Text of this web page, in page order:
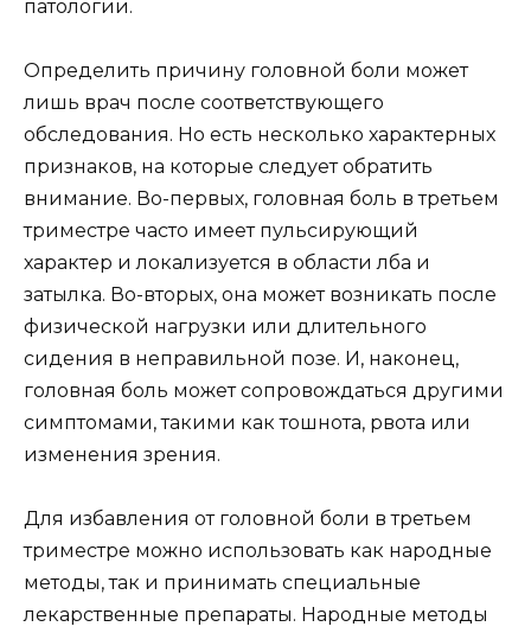
патологии.
Определить причину головной боли может
лишь врач после соответствующего
обследования. Но есть несколько характерных
признаков, на которые следует обратить
внимание. Во-первых, головная боль в третьем
триместре часто имеет пульсирующий
характер и локализуется в области лба и
затылка. Во-вторых, она может возникать после
физической нагрузки или длительного
сидения в неправильной позе. И, наконец,
головная боль может сопровождаться другими
симптомами, такими как тошнота, рвота или
изменения зрения.
Для избавления от головной боли в третьем
триместре можно использовать как народные
методы, так и принимать специальные
лекарственные препараты. Народные методы